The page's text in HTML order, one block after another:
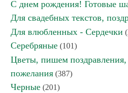
С днем рождения! Готовые
Для свадебных текстов,
Для влюбленных - Сердечки
Серебряные (101)
Цветы, пишем поздравления,
пожелания (387)
Черные (201)